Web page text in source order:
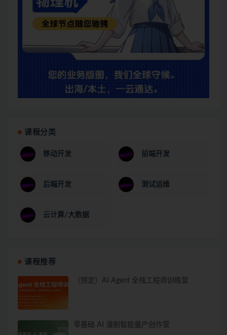
课程分类
移动开发 前端开发
后端开发 测试运维
云计算/大数据
课程推荐
（预定）AI Agent 全栈工程师训练营
零基础 AI 漫剧智能量产创作营